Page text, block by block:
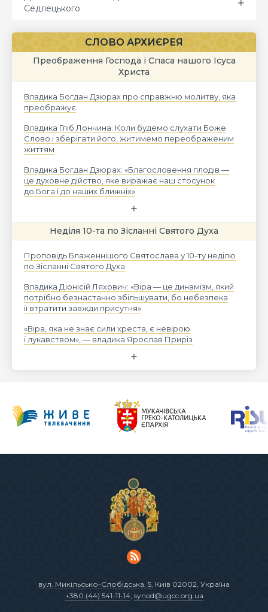
Седлецького
СЛОВО АРХИЄРЕЯ
Преображення Господа і Спаса нашого Ісуса
Христа
Владика Богдан Дзюрах про справжню молитву, яка
преображує
Владика Гліб Лончина: Коли будемо слухати Боже
Слово і зберігати його, житимемо переображеним
життям
Владика Богдан Дзюрах: «Благословення плодів —
це духовне дійство, яке виражає наш стосунок
до Бога і до наших ближніх»
Неділя 10-та по Зісланні Святого Духа
Проповідь Блаженнішого Святослава у 10-ту неділю
по Зісланні Святого Духа
Владика Діонісій Ляхович: «Віра — це динамізм, який
потрібно безнастанно збільшувати, бо небезпека
її втратити завжди присутня»
«Віра, яка не знає сили хреста, є невірою
і лукавством», — владика Ярослав Приріз
вул. Микільсько-Слобідська, 5 , Київ 02002, Україна
+380 (44) 541-11-14, synod@ugcc.org.ua